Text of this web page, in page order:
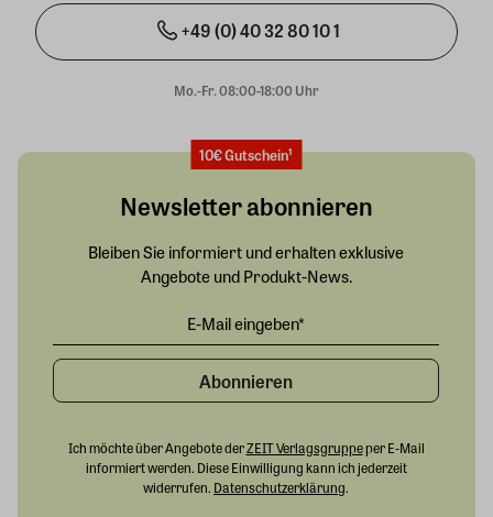
+49 (0) 40 32 80 10 1
Mo.-Fr. 08:00-18:00 Uhr
10€ Gutschein¹
Newsletter abonnieren
Bleiben Sie informiert und erhalten exklusive
Angebote und Produkt-News.
Abonnieren
Ich möchte über Angebote derZEIT Verlagsgruppeper E-Mail
informiert werden. Diese Einwilligung kann ich jederzeit
widerrufen. Datenschutzerklärung.